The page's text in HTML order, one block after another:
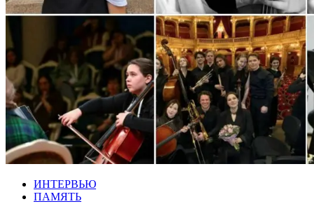
ИНТЕРВЬЮ
ПАМЯТЬ